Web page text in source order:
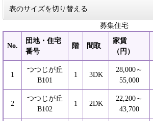
表のサイズを切り替える
募集住宅
No.
団地・住宅
番号
階 間取
家賃
（円）
1
つつじが丘
B101
1 3DK
28,000～
55,000
2
つつじが丘
B102
1 2DK
22,200～
43,700